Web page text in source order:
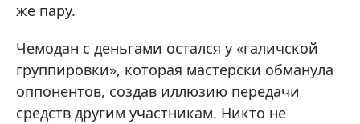
же пару.
Чемодан с деньгами остался у «галичской
группировки», которая мастерски обманула
оппонентов, создав иллюзию передачи
средств другим участникам. Никто не